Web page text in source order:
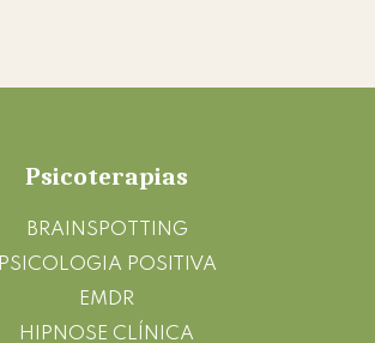
Psicoterapias
BRAINSPOTTING
PSICOLOGIA POSITIVA
EMDR
HIPNOSE CLÍNICA